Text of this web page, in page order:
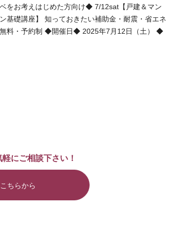
をお考えはじめた方向け◆ 7/12sat【戸建＆マン
基礎講座】 知っておきたい補助金・耐震・省エネ
無料・予約制 ◆開催日◆ 2025年7月12日（土） ◆
にご相談下さい！
ちらから